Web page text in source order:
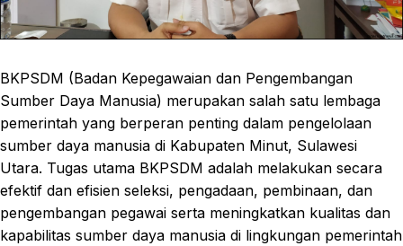
BKPSDM (Badan Kepegawaian dan Pengembangan
Sumber Daya Manusia) merupakan salah satu lembaga
pemerintah yang berperan penting dalam pengelolaan
sumber daya manusia di Kabupaten Minut, Sulawesi
Utara. Tugas utama BKPSDM adalah melakukan secara
efektif dan efisien seleksi, pengadaan, pembinaan, dan
pengembangan pegawai serta meningkatkan kualitas dan
kapabilitas sumber daya manusia di lingkungan pemerintah